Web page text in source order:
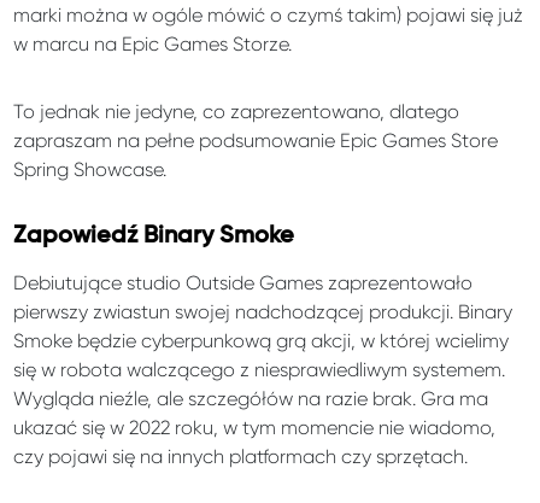
marki można w ogóle mówić o czymś takim) pojawi się już
w marcu na Epic Games Storze.
To jednak nie jedyne, co zaprezentowano, dlatego
zapraszam na pełne podsumowanie Epic Games Store
Spring Showcase.
Zapowiedź Binary Smoke
Debiutujące studio Outside Games zaprezentowało
pierwszy zwiastun swojej nadchodzącej produkcji. Binary
Smoke będzie cyberpunkową grą akcji, w której wcielimy
się w robota walczącego z niesprawiedliwym systemem.
Wygląda nieźle, ale szczegółów na razie brak. Gra ma
ukazać się w 2022 roku, w tym momencie nie wiadomo,
czy pojawi się na innych platformach czy sprzętach.